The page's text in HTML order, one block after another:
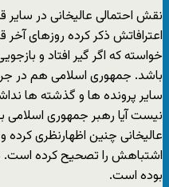
نقش احتمالی عالیخانی در
اعترافاتش ذکر کرده روزهای آخر
خواسته که اگر گیر افتاد و
باشد. جمهوری اسلامی هم در
سایر پرونده ها و گذشته ها
نیست آیا رهبر جمهوری اسلامی
عالیخانی چنین اظهارنظری کرده
اشتباهش را تصحیح کرده است.
بوده است.